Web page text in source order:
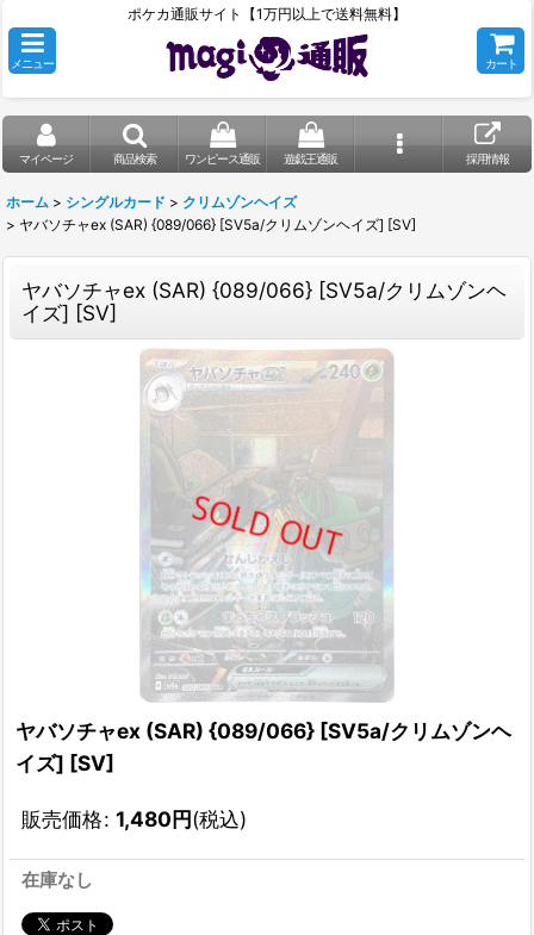
ポケカ通販サイト【1万円以上で送料無料】
メニュー カート
マイページ 商品検索 ワンピース通販 遊戯王通販 採用情報
ホーム > シングルカード > クリムゾンヘイズ
> ヤバソチャex (SAR) {089/066} [SV5a/クリムゾンヘイズ] [SV]
ヤバソチャex (SAR) {089/066} [SV5a/クリムゾンヘ
イズ] [SV]
ヤバソチャex (SAR) {089/066} [SV5a/クリムゾンヘ
イズ] [SV]
販売価格: 1,480円(税込)
在庫なし